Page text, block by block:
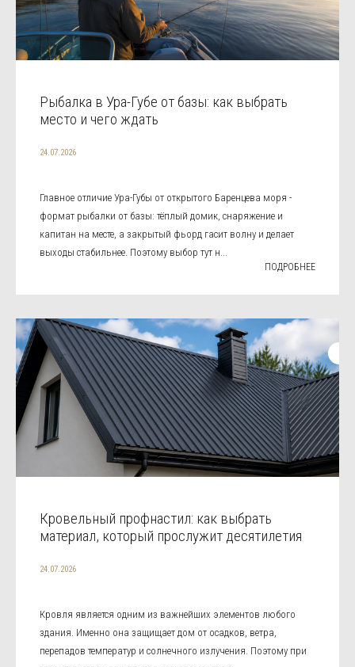
Рыбалка в Ура-Губе от базы: как выбрать
место и чего ждать
24.07.2026
Главное отличие Ура-Губы от открытого Баренцева моря -
формат рыбалки от базы: тёплый домик, снаряжение и
капитан на месте, а закрытый фьорд гасит волну и делает
выходы стабильнее. Поэтому выбор тут н...
ПОДРОБНЕЕ
Кровельный профнастил: как выбрать
материал, который прослужит десятилетия
24.07.2026
Кровля является одним из важнейших элементов любого
здания. Именно она защищает дом от осадков, ветра,
перепадов температур и солнечного излучения. Поэтому при